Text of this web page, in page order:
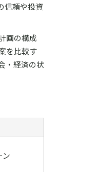
信頼や投資
画の構成
を比較す
・経済の状
ン